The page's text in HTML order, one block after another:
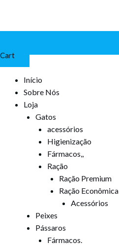
Cart
Início
Sobre Nós
Loja
Gatos
acessórios
Higienização
Fármacos,,
Ração
Ração Premium
Ração Econômica
Acessórios
Peixes
Pássaros
Fármacos.